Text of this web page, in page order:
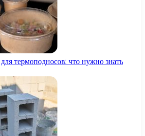
термоподносов: что нужно знать